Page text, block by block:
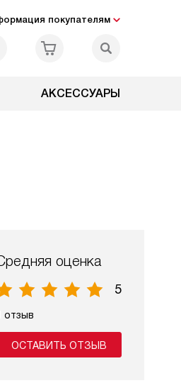
покупателям
АКСЕССУАРЫ
оценка
5
отзыв
ОСТАВИТЬ ОТЗЫВ